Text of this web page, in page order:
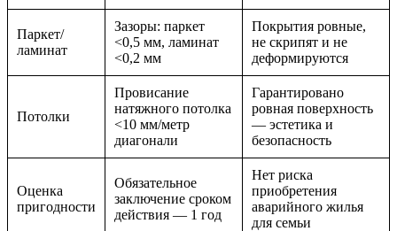
Паркет/
ламинат
Зазоры: паркет
<0,5 мм, ламинат
<0,2 мм
Покрытия ровные,
не скрипят и не
деформируются
Потолки
Провисание
натяжного потолка
<10 мм/метр
диагонали
Гарантировано
ровная поверхность
— эстетика и
безопасность
Оценка
пригодности
Обязательное
заключение сроком
действия — 1 год
Нет риска
приобретения
аварийного жилья
для семьи